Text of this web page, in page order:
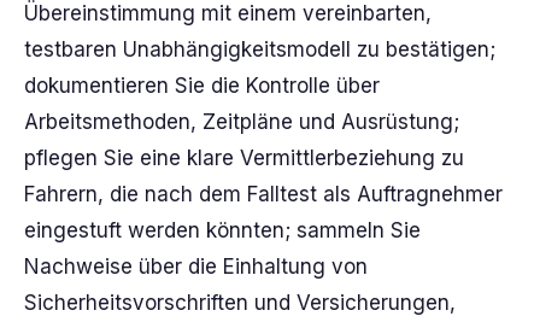
Übereinstimmung mit einem vereinbarten,
testbaren Unabhängigkeitsmodell zu bestätigen;
dokumentieren Sie die Kontrolle über
Arbeitsmethoden, Zeitpläne und Ausrüstung;
pflegen Sie eine klare Vermittlerbeziehung zu
Fahrern, die nach dem Falltest als Auftragnehmer
eingestuft werden könnten; sammeln Sie
Nachweise über die Einhaltung von
Sicherheitsvorschriften und Versicherungen,